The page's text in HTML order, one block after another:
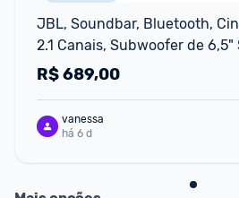
JBL, Soundbar, Bluetooth,
2.1 Canais, Subwoofer de 6,5"
R$689,00
vanessa
há 6 d